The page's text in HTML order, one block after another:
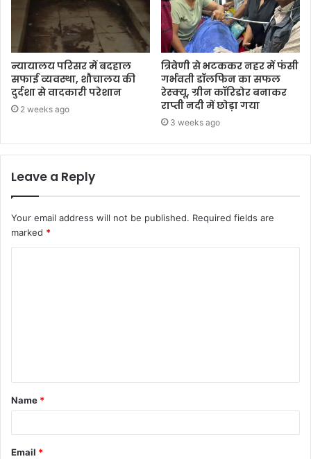
न्यायालय परिसर में बदहाल
सफाई व्यवस्था, शौचालय की
दुर्दशा से वादकारी परेशान
2 weeks ago
त्रिवेणी से भटककर नहर में फंसी
गर्भवती डॉलफिन का सफल
रेस्क्यू, ग्रीन कॉरिडोर बनाकर
राप्ती नदी में छोड़ा गया
3 weeks ago
Leave a Reply
Your email address will not be published. Required fields are
marked *
Name *
Email *